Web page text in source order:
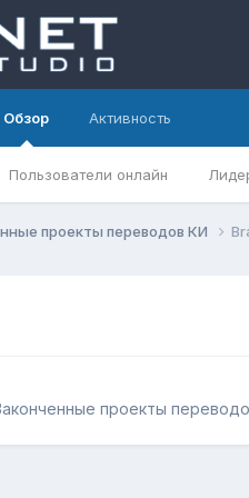
Обзор
Пользователи онлайн
Активность
проекты переводов КИ
проекты